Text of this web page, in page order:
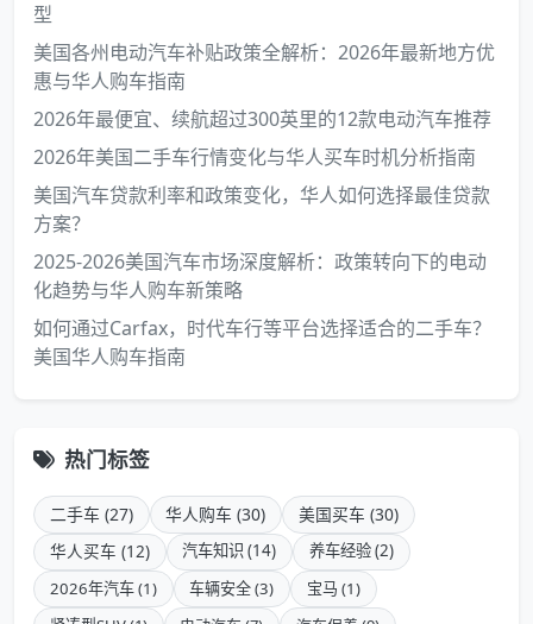
型
美国各州电动汽车补贴政策全解析：2026年最新地方优
惠与华人购车指南
2026年最便宜、续航超过300英里的12款电动汽车推荐
2026年美国二手车行情变化与华人买车时机分析指南
美国汽车贷款利率和政策变化，华人如何选择最佳贷款
方案？
2025-2026美国汽车市场深度解析：政策转向下的电动
化趋势与华人购车新策略
如何通过Carfax，时代车行等平台选择适合的二手车？
美国华人购车指南
热门标签
二手车 (27) 华人购车 (30)
美国买车 (30)
华人买车 (12)
汽车知识 (14)
养车经验 (2)
2026年汽车 (1)
车辆安全 (3)
宝马 (1)